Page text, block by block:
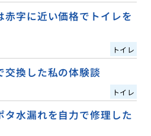
赤字に近い価格でトイレを
トイレ
交換した私の体験談
トイレ
タ水漏れを自力で修理した